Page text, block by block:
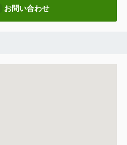
お問い合わせ